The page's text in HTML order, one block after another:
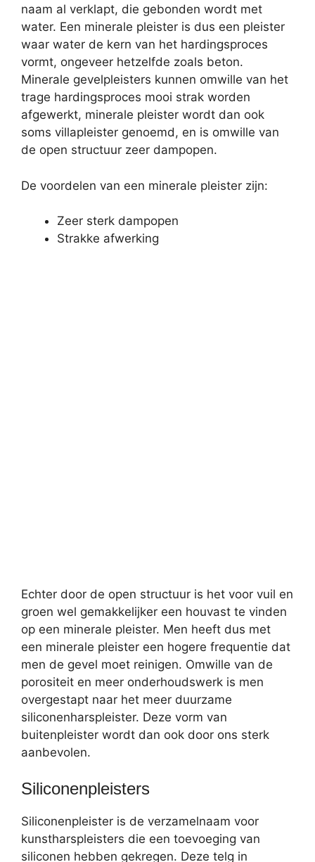
naam al verklapt, die gebonden wordt met
water. Een minerale pleister is dus een pleister
waar water de kern van het hardingsproces
vormt, ongeveer hetzelfde zoals beton.
Minerale gevelpleisters kunnen omwille van het
trage hardingsproces mooi strak worden
afgewerkt, minerale pleister wordt dan ook
soms villapleister genoemd, en is omwille van
de open structuur zeer dampopen.
De voordelen van een minerale pleister zijn:
Zeer sterk dampopen
Strakke afwerking
Echter door de open structuur is het voor vuil en
groen wel gemakkelijker een houvast te vinden
op een minerale pleister. Men heeft dus met
een minerale pleister een hogere frequentie dat
men de gevel moet reinigen. Omwille van de
porositeit en meer onderhoudswerk is men
overgestapt naar het meer duurzame
siliconenharspleister. Deze vorm van
buitenpleister wordt dan ook door ons sterk
aanbevolen.
Siliconenpleisters
Siliconenpleister is de verzamelnaam voor
kunstharspleisters die een toevoeging van
siliconen hebben gekregen. Deze telg in